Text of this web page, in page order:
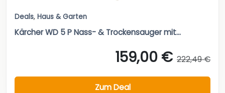
Deals, Haus & Garten
Kärcher WD 5 P Nass- & Trockensauger mit...
159,00 € 222,49 €
Zum Deal